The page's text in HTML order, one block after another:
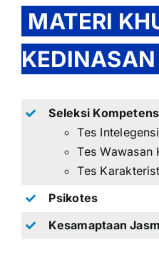
MATERI
KEDINASAN
Seleksi
Tes
Tes Wawasan
Tes
Psikotes
Kesamaptaan